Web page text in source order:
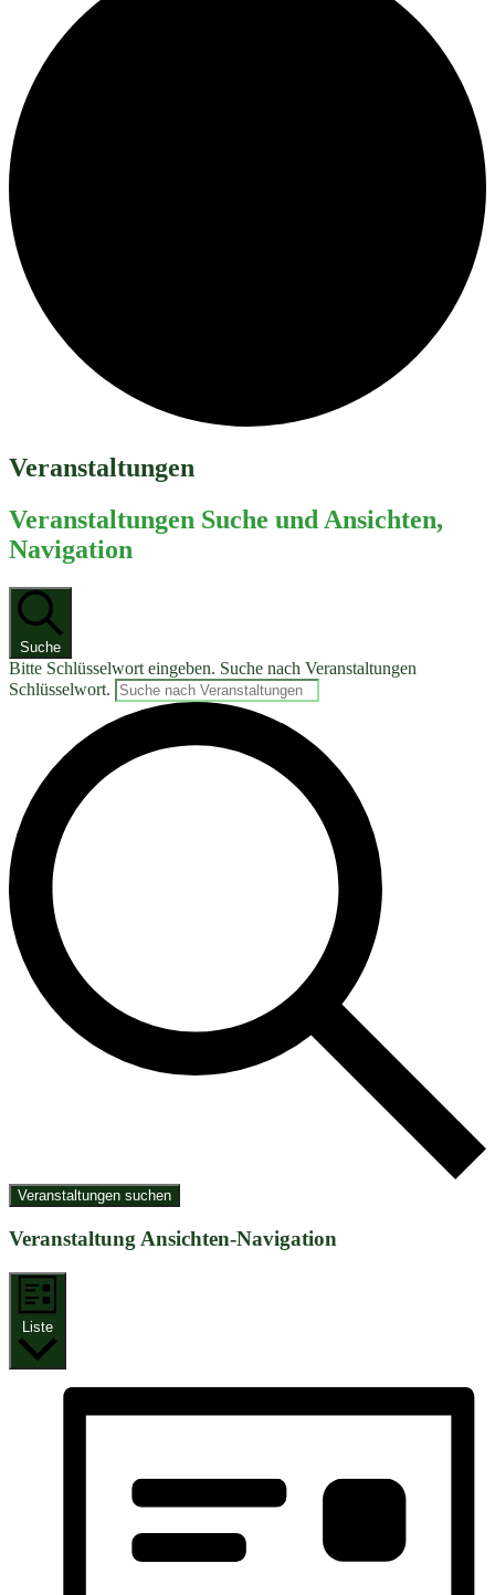
Veranstaltungen
Veranstaltungen Suche und Ansichten,
Navigation
Suche
Bitte Schlüsselwort eingeben. Suche nach Veranstaltungen
Schlüsselwort.
Veranstaltungen suchen
Veranstaltung Ansichten-Navigation
Liste